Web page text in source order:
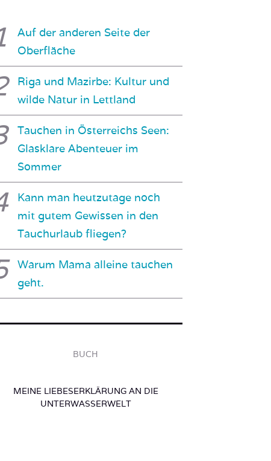
Auf der anderen Seite der
Oberfläche
Riga und Mazirbe: Kultur und
wilde Natur in Lettland
Tauchen in Österreichs Seen:
Glasklare Abenteuer im
Sommer
Kann man heutzutage noch
mit gutem Gewissen in den
Tauchurlaub fliegen?
Warum Mama alleine tauchen
geht.
BUCH
MEINE LIEBESERKLÄRUNG AN DIE
UNTERWASSERWELT